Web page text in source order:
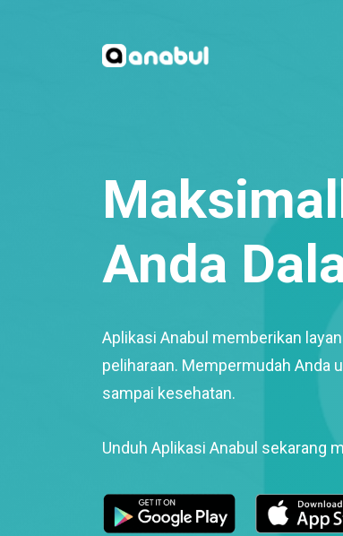
Anda
Aplikasi Anabul memberikan
peliharaan. Mempermudah Anda
sampai kesehatan.
Unduh Aplikasi Anabul sekarang